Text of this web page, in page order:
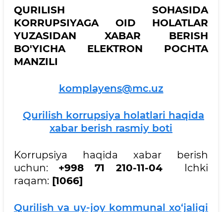
QURILISH SOHASIDA
KORRUPSIYAGA OID HOLATLAR
YUZASIDAN XABAR BERISH
BO'YICHA ELEKTRON POCHTA
MANZILI
komplayens@mc.uz
Qurilish korrupsiya holatlari haqida
xabar berish rasmiy boti
Korrupsiya haqida xabar berish
uchun: +998 71 210-11-04 Ichki
raqam: [1066]
Qurilish va uy-joy kommunal xo‘jaligi